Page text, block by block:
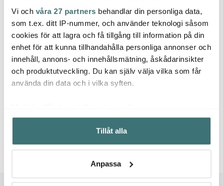
Vi och våra 27 partners behandlar din personliga data,
som t.ex. ditt IP-nummer, och använder teknologi såsom
cookies för att lagra och få tillgång till information på din
enhet för att kunna tillhandahålla personliga annonser och
innehåll, annons- och innehållsmätning, åskådarinsikter
och produktutveckling. Du kan själv välja vilka som får
använda din data och i vilka syften.
Samla in information om din geografiska plats som
kan ha en noggrannhet på upp till flera meter
Identifiera din enhet genom att aktivt skanna den för
Ta reda på mer om hur dina personliga uppgifter
Tillåt alla
Anpassa
Låt dig inspireras av våra kunder